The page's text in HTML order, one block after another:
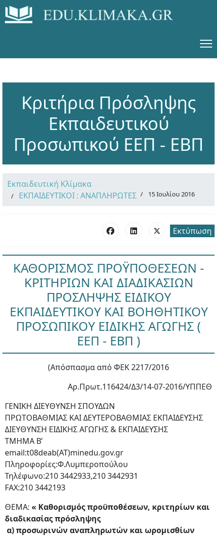
Κριτήρια Πρόσληψης
Εκπαιδευτικού
Προσωπικού ΕΕΠ - ΕΒΠ
Εκπαιδευτική Κλίμακα
ΕΚΠΑΙΔΕΥΤΙΚΟΙ : ΑΝΑΠΛΗΡΩΤΕΣ
15 Ιουλίου 2016
Εκτύπωση
ΚΑΘΟΡΙΣΜΟΣ ΠΡΟΫΠΟΘΕΣΕΩΝ -
ΚΡΙΤΗΡΙΩΝ ΚΑΙ ΔΙΑΔΙΚΑΣΙΩΝ
ΠΡΟΣΛΗΨΗΣ ΕΙΔΙΚΟΥ
ΕΚΠΑΙΔΕΥΤΙΚΟΥ ΚΑΙ ΒΟΗΘΗΤΙΚΟΥ
ΠΡΟΣΩΠΙΚΟΥ ΕΙΔΙΚΗΣ ΑΓΩΓΗΣ (
ΕΕΠ - ΕΒΠ )
(Απόσπασμα από ΦΕΚ 2217/2016
Αρ.Πρωτ.116424/Δ3/14-07-2016/ΥΠΠΕΘ
ΓΕΝΙΚΗ ΔΙΕΥΘΥΝΣΗ ΣΠΟΥΔΩΝ
ΠΡΩΤΟΒΑΘΜΙΑΣ ΚΑΙ ΔΕΥΤΕΡΟΒΑΘΜΙΑΣ ΕΚΠΑΙΔΕΥΣΗΣ
ΔΙΕΥΘΥΝΣΗ ΕΙΔΙΚΗΣ ΑΓΩΓΗΣ & ΕΚΠΑΙΔΕΥΣΗΣ
ΤΜΗΜΑ Β’
email:t08deab(ΑΤ)minedu.gov.gr
Πληροφορίες:Φ.Λυμπεροπούλου
Τηλέφωνο:210 3442933,210 3442931
FAX:210 3442193
ΘΕΜΑ: « Καθορισμός προϋποθέσεων, κριτηρίων και
διαδικασίας πρόσληψης
α) προσωρινών αναπληρωτών και ωρομισθίων